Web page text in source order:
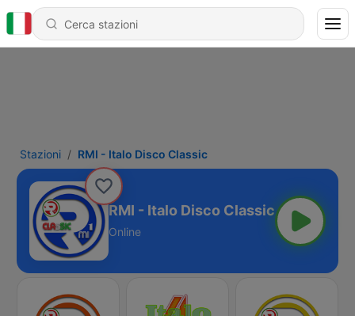
Stazioni RMI - Italo Disco Classic
RMI - Italo Disco Classic
Online